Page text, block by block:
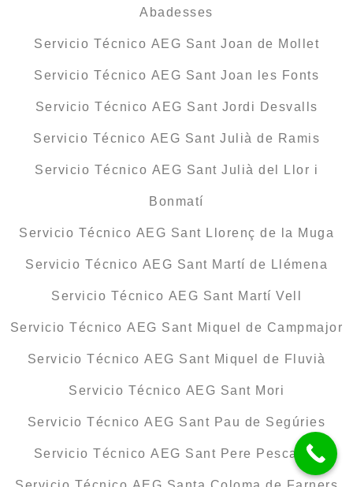
Abadesses
Servicio Técnico AEG Sant Joan de Mollet
Servicio Técnico AEG Sant Joan les Fonts
Servicio Técnico AEG Sant Jordi Desvalls
Servicio Técnico AEG Sant Julià de Ramis
Servicio Técnico AEG Sant Julià del Llor i
Bonmatí
Servicio Técnico AEG Sant Llorenç de la Muga
Servicio Técnico AEG Sant Martí de Llémena
Servicio Técnico AEG Sant Martí Vell
Servicio Técnico AEG Sant Miquel de Campmajor
Servicio Técnico AEG Sant Miquel de Fluvià
Servicio Técnico AEG Sant Mori
Servicio Técnico AEG Sant Pau de Segúries
Servicio Técnico AEG Sant Pere Pescador